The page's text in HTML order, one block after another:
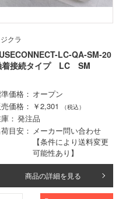
クラ
LC-QA-SM-20
着接続タイプ LC SM
価格
オープン
価格
￥2,301 （税込）
発注品
目安
メーカー問い合わせ
【条件により送料変更
可能性あり】
商品の詳細を見る